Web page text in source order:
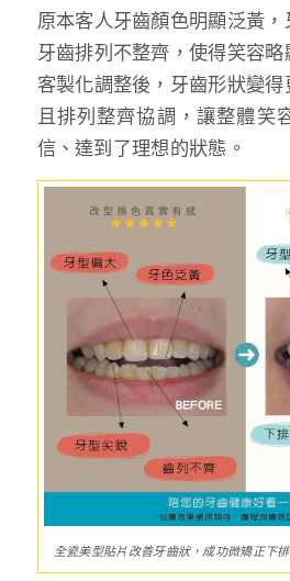
原本客人牙齒顏色明顯泛黃
牙齒排列不整齊，使得笑容
客製化調整後，牙齒形狀變
且排列整齊協調，讓整體笑
信、達到了理想的狀態。
全瓷美型貼片改善牙齒狀，成功微矯正下